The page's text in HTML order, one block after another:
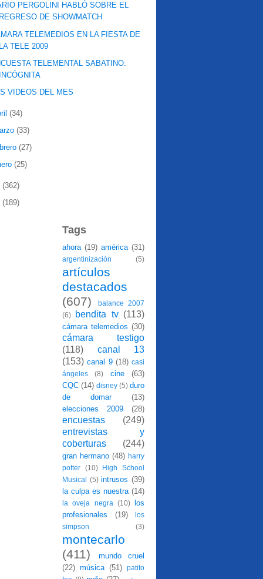
PERGOLINI HABLÓ SOBRE EL
DE SHOWMATCH
TELEMEDIOS EN LA FIESTA DE
TELE 2009
TELEMENTAL SABATINO:
VIDEOS DEL MES
(34)
(33)
(27)
(25)
(362)
(189)
Tags
ahora (19) américa (31)
argentinización (5)
artículos
destacados
(607)
balance 2007
(6)
bendita tv (113)
cámara telemedios (30)
cámara testigo
(118)
canal 13
(153) canal 9 (18) casi
ángeles
(8) cine
(63)
CQC (14) disney (5) duro
de domar
(13)
elecciones 2009
(28)
encuestas
(249)
entrevistas y
coberturas
(244)
gran hermano (48) harry
potter
(10)
High School
Musical
(5) intrusos (39)
la culpa es nuestra (14)
la oveja negra (10)
los
profesionales
(19)
los
simpson
(3)
montecarlo
(411)
mundo cruel
(22) música (51)
patito